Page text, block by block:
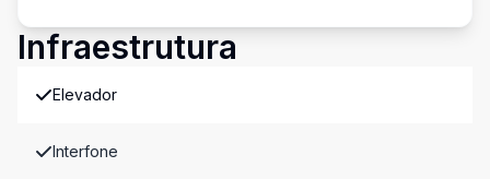
Infraestrutura
Elevador
Interfone